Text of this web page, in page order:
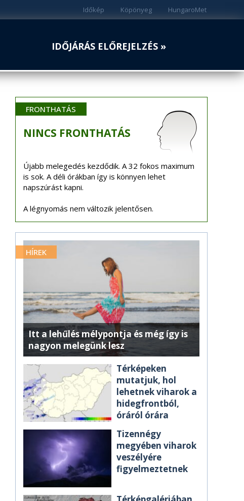
HungaroMet
Köpönyeg
Időkép
IDŐJÁRÁS ELŐREJELZÉS »
FRONTHATÁS
NINCS FRONTHATÁS
Újabb melegedés kezdődik. A 32 fokos maximum
is sok. A déli órákban így is könnyen lehet
napszúrást kapni.
A légnyomás nem változik jelentősen.
HÍREK
Itt a lehűlés mélypontja és még így is
nagyon melegünk lesz
Térképeken
mutatjuk, hol
lehetnek viharok a
hidegfrontból,
óráról órára
Tizennégy
megyében viharok
veszélyére
figyelmeztetnek